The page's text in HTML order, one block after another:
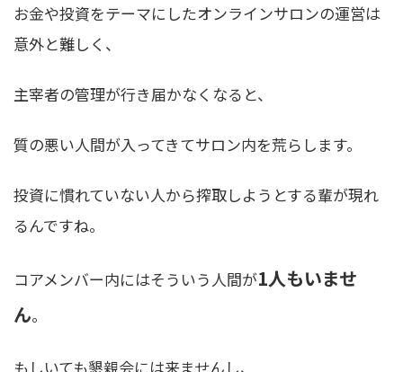
お金や投資をテーマにしたオンラインサロンの運営は
意外と難しく、
主宰者の管理が行き届かなくなると、
質の悪い人間が入ってきてサロン内を荒らします。
投資に慣れていない人から搾取しようとする輩が現れ
るんですね。
コアメンバー内にはそういう人間が1人もいませ
ん。
もしいても懇親会には来ませんし、